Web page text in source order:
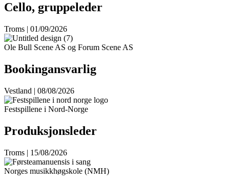
Cello, gruppeleder
Troms | 01/09/2026
Ole Bull Scene AS og Forum Scene AS
Bookingansvarlig
Vestland | 08/08/2026
Festspillene i Nord-Norge
Produksjonsleder
Troms | 15/08/2026
Norges musikkhøgskole (NMH)